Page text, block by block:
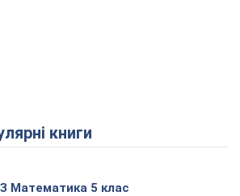
книги
Математика 5 клас